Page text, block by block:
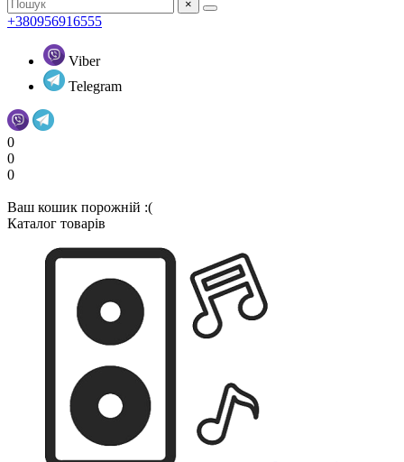
×
+380956916555
Viber
Telegram
0
0
0
Ваш кошик порожній :(
Каталог товарів